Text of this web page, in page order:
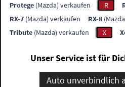
Protege (Mazda) verkaufen R
RX-7 (Mazda) verkaufen RX-8
Tribute (Mazda) verkaufen X
Unser Service ist für
Auto unverbindlich